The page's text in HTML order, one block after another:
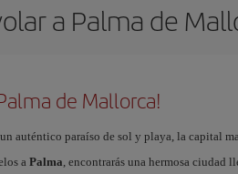
a Palma de
de Mallorca!
auténtico paraíso de sol y playa, la capital
a Palma, encontrarás una hermosa ciudad